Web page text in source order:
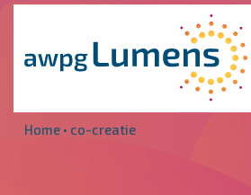
Overslaan en naar de inhoud gaan
Home • co-creatie